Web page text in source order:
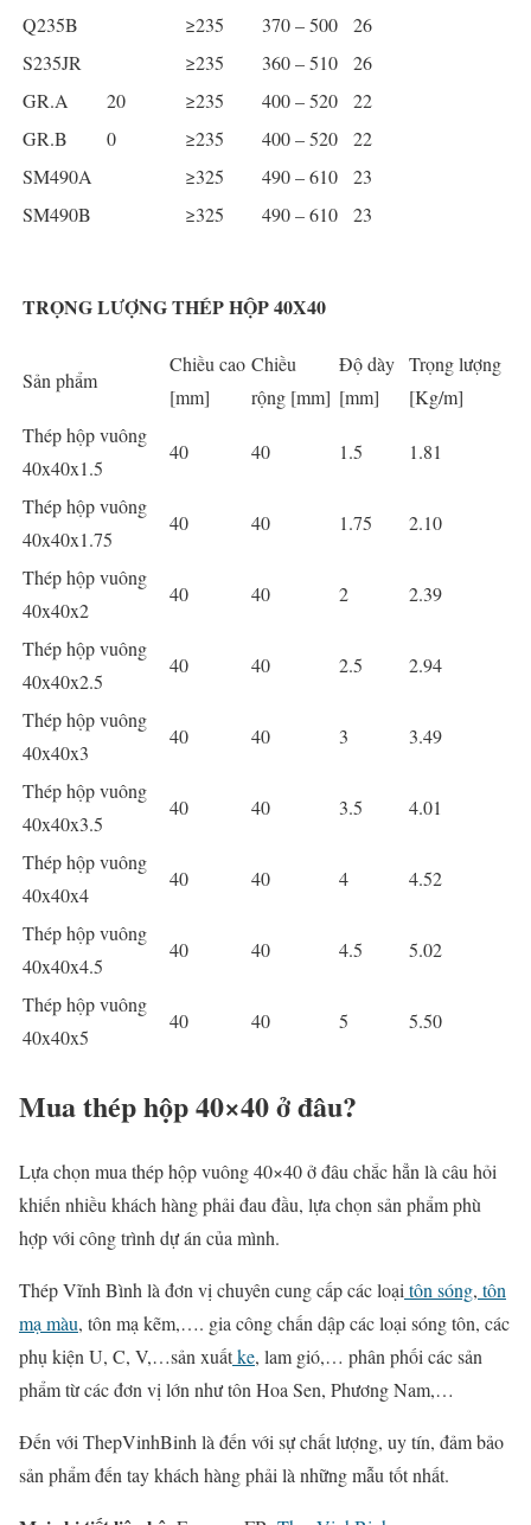
Q235B
≥235 370 – 500
26
S235JR
≥235 360 – 510
26
GR.A
20 ≥235 400 – 520
22
GR.B
0 ≥235 400 – 520
22
SM490A
≥325 490 – 610
23
SM490B
≥325 490 – 610 23
TRỌNG LƯỢNG THÉP HỘP 40X40
Sản phẩm
Chiều cao
[mm]
Chiều
rộng [mm]
Độ dày
[mm]
Trọng lượng
[Kg/m]
Thép hộp vuông
40x40x1.5
40 40 1.5 1.81
Thép hộp vuông
40x40x1.75
40 40 1.75 2.10
Thép hộp vuông
40x40x2
40 40 2 2.39
Thép hộp vuông
40x40x2.5
40 40 2.5 2.94
Thép hộp vuông
40x40x3
40 40 3 3.49
Thép hộp vuông
40x40x3.5
40 40 3.5 4.01
Thép hộp vuông
40x40x4
40 40 4 4.52
Thép hộp vuông
40x40x4.5
40 40 4.5 5.02
Thép hộp vuông
40x40x5
40 40 5 5.50
Mua thép hộp 40×40 ở đâu?
Lựa chọn mua thép hộp vuông 40×40 ở đâu chắc hẳn là câu hỏi
khiến nhiều khách hàng phải đau đầu, lựa chọn sản phẩm phù
hợp với công trình dự án của mình.
Thép Vĩnh Bình là đơn vị chuyên cung cấp các loại tôn sóng, tôn
mạ màu, tôn mạ kẽm,…. gia công chấn dập các loại sóng tôn, các
phụ kiện U, C, V,…sản xuấtke, lam gió,… phân phối các sản
phẩm từ các đơn vị lớn như tôn Hoa Sen, Phương Nam,…
Đến với ThepVinhBinh là đến với sự chất lượng, uy tín, đảm bảo
sản phẩm đến tay khách hàng phải là những mẫu tốt nhất.